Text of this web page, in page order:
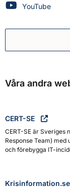
Myndigheten
YouTube
Våra andra
CERT-SE
CERT-SE är Sveriges
Response Team)
och förebygga IT-
Krisinformation.se